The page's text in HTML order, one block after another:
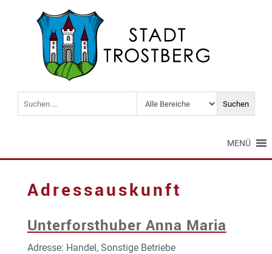
MENÜ
Adressauskunft
Unterforsthuber Anna Maria
Adresse: Handel, Sonstige Betriebe